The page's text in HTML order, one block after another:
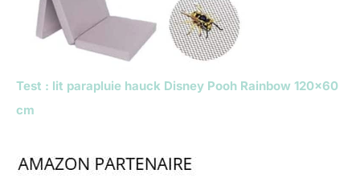
Test : lit parapluie hauck Disney Pooh Rainbow 120×60
cm